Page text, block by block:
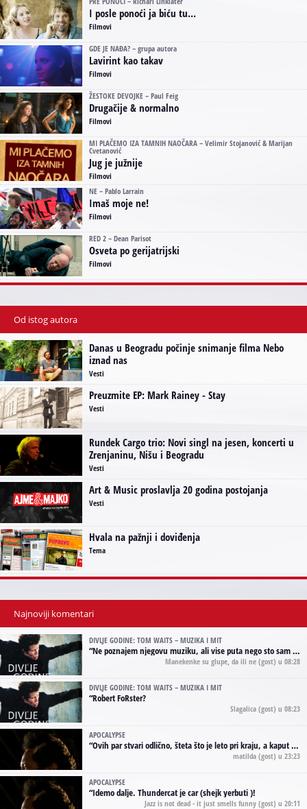
I posle ponoći ja biću tu...
Filmovi
GDE JE NAĐA? – grupa autora
Lavirint kao takav
Filmovi
ŽESTOKE DEVOJKE – Paul Feig
Drugačije & normalno
Filmovi
MI PLAČEMO IZA TAMNIH NAOČARA – Velimir Stojanović & Marijan
Cvetanović
Jug je južnije
Filmovi
NE – Pablo Larrain
Imaš moje ne!
Filmovi
RED 2 – Dean Parisot
Osveta po gerijatrijski
Filmovi
Od istog autora
Danas u Beogradu počinje snimanje filma Nebo
iznad nas
Vesti
Preuzmite EP: Mark Rainey - Stay
Vesti
Rundek Cargo trio: Novi singl na jesen, koncerti u
Zrenjaninu, Nišu i Beogradu
Vesti
Art & Music proslavlja 20 godina postojanja
Vesti
Hvala na pažnji i doviđenja
Tema
Najnoviji komentari
DIVLJE GODINE: TOM WAITS – MUZIKA I MIT
“Ne poznajem njegovu muziku, ali vise puta nego sto sam to zazeleo gledao sam njegove umjetnicke slike na raznim stranama interneta. Te stoga zakljucujem da je Tom Waits Lady Gaga muzike namrstenih, ma
Manekenke su glupe, da ili ne (gost) u 08:28
DIVLJE GODINE: TOM WAITS – MUZIKA I MIT
“Robert FoRster?
Slagalica (gost) u 08:23
APOCALYPSE
“Ovih par stvari odlično, šteta što je leto pri kraju, a kaput koji te vervoatno podseća na pirotski ćilim je iz tradicije Navaho indijanaca ;)
matilda (gost) u 23:23
APOCALYPSE
“Idemo dalje. Thundercat je car (shejk yerbuti )!
Jazz is not dead - it just smells funny (gost) u 20:11